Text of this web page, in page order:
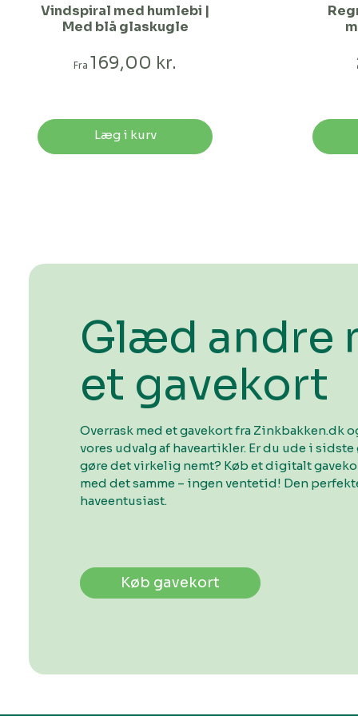
Vindspiral med humlebi |
Med blå glaskugle
Fra 169,00 kr.
Læg i kurv
Glæd andre
et gavekort
Overrask med et gavekort fra Zinkbakken.dk
vores udvalg af haveartikler. Er du ude i
gøre det virkelig nemt? Køb et digitalt
med det samme – ingen ventetid! Den
haveentusiast.
Køb gavekort